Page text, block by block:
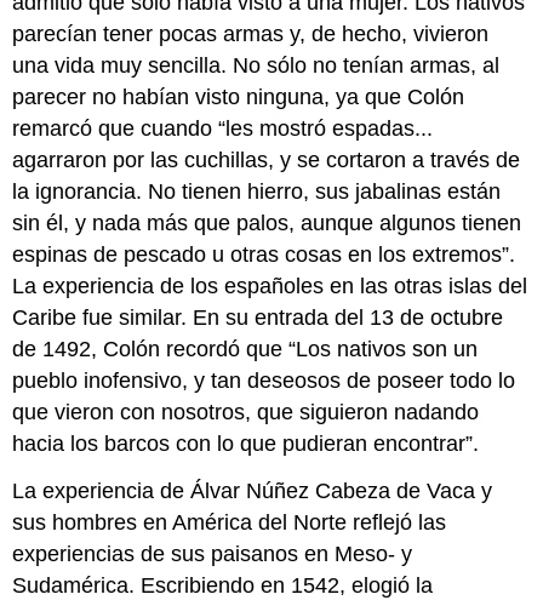
parecían tener pocas armas y, de hecho, vivieron
una vida muy sencilla. No sólo no tenían armas, al
parecer no habían visto ninguna, ya que Colón
remarcó que cuando “les mostró espadas...
agarraron por las cuchillas, y se cortaron a través de
la ignorancia. No tienen hierro, sus jabalinas están
sin él, y nada más que palos, aunque algunos tienen
espinas de pescado u otras cosas en los extremos”.
La experiencia de los españoles en las otras islas del
Caribe fue similar. En su entrada del 13 de octubre
de 1492, Colón recordó que “Los nativos son un
pueblo inofensivo, y tan deseosos de poseer todo lo
que vieron con nosotros, que siguieron nadando
hacia los barcos con lo que pudieran encontrar”.
La experiencia de Álvar Núñez Cabeza de Vaca y
sus hombres en América del Norte reflejó las
experiencias de sus paisanos en Meso- y
Sudamérica. Escribiendo en 1542, elogió la